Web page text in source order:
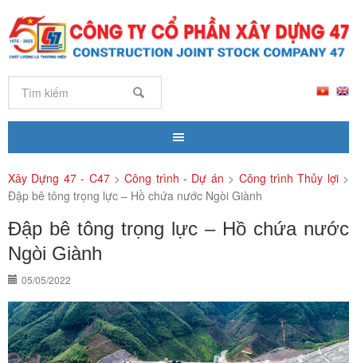
Xây Dựng 47 - C47>Công trình - Dự án > Công trình Thủy lợi>
Đập bê tông trọng lực – Hồ chứa nước Ngòi Giành
Đập bê tông trọng lực – Hồ chứa nước
Ngòi Giành
05/05/2022